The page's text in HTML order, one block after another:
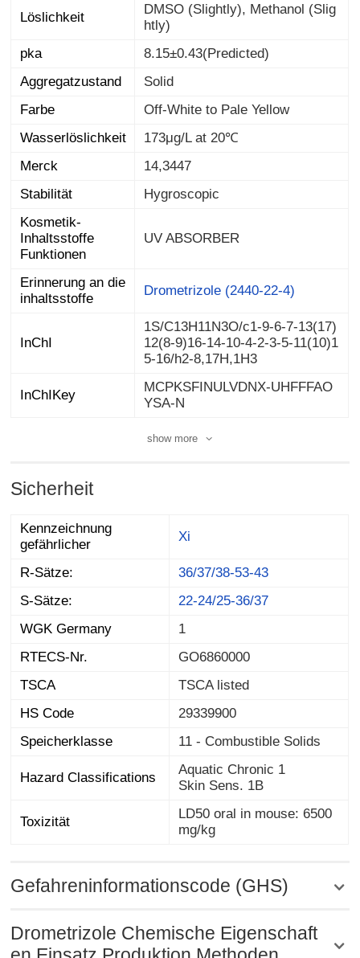
Löslichkeit
DMSO (Slightly), Methanol (Slig
htly)
pka
8.15±0.43(Predicted)
Aggregatzustand
Solid
Farbe
Off-White to Pale Yellow
Wasserlöslichkeit
173μg/L at 20℃
Merck
14,3447
Stabilität
Hygroscopic
Kosmetik-
Inhaltsstoffe
Funktionen
UV ABSORBER
Erinnerung an die
inhaltsstoffe
Drometrizole (2440-22-4)
InChI
1S/C13H11N3O/c1-9-6-7-13(17)
12(8-9)16-14-10-4-2-3-5-11(10)1
5-16/h2-8,17H,1H3
InChIKey
MCPKSFINULVDNX-UHFFFAO
YSA-N
show more
Sicherheit
Kennzeichnung
gefährlicher
Xi
R-Sätze:
36/37/38-53-43
S-Sätze:
22-24/25-36/37
WGK Germany
1
RTECS-Nr.
GO6860000
TSCA
TSCA listed
HS Code
29339900
Speicherklasse
11 - Combustible Solids
Hazard Classifications
Aquatic Chronic 1
Skin Sens. 1B
Toxizität
LD50 oral in mouse: 6500
mg/kg
Gefahreninformationscode (GHS)
Drometrizole Chemische Eigenschaft